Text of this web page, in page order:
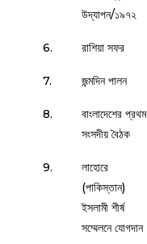
উদ্‌যাপন/১৯৭২
6. রাশিয়া সফর
7. জন্মদিন পালন
8.
বাংলাদেশের প্রথম
সংসদীয় বৈঠক
9.
লাহোরে
(পাকিস্তান)
ইসলামী শীর্ষ
সম্মেলনে যোগদান